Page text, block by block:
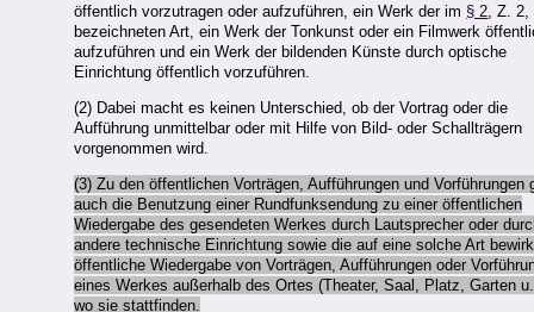
öffentlich vorzutragen oder aufzuführen, ein Werk der im § 2 , Z. 2,
bezeichneten Art, ein Werk der Tonkunst oder ein Filmwerk
aufzuführen und ein Werk der bildenden Künste durch optische
Einrichtung öffentlich vorzuführen.
(2) Dabei macht es keinen Unterschied, ob der Vortrag oder die
Aufführung unmittelbar oder mit Hilfe von Bild- oder Schallträgern
vorgenommen wird.
(3) Zu den öffentlichen Vorträgen, Aufführungen und Vorführungen
auch die Benutzung einer Rundfunksendung zu einer öffentlichen
Wiedergabe des gesendeten Werkes durch Lautsprecher oder
andere technische Einrichtung sowie die auf eine solche Art
öffentliche Wiedergabe von Vorträgen, Aufführungen oder
eines Werkes außerhalb des Ortes (Theater, Saal, Platz, Garten
wo sie stattfinden.